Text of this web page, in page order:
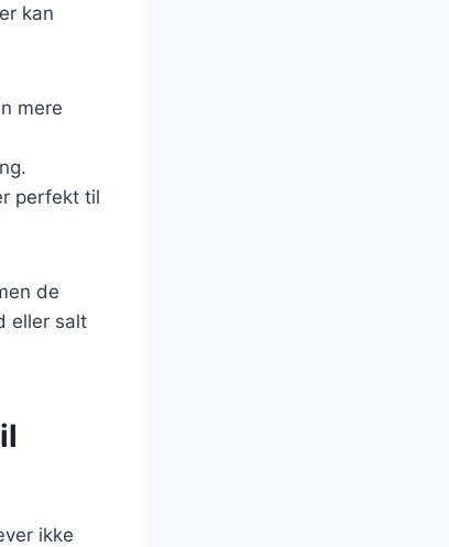
kan
mere
perfekt til
de
eller salt
ikke